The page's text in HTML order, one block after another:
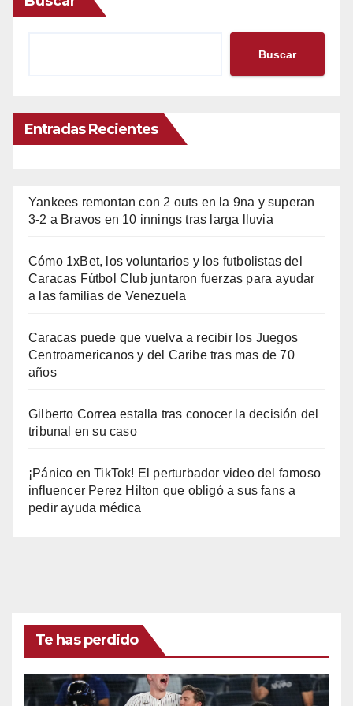
Buscar
Entradas Recientes
Yankees remontan con 2 outs en la 9na y superan
3-2 a Bravos en 10 innings tras larga lluvia
Cómo 1xBet, los voluntarios y los futbolistas del
Caracas Fútbol Club juntaron fuerzas para ayudar
a las familias de Venezuela
Caracas puede que vuelva a recibir los Juegos
Centroamericanos y del Caribe tras mas de 70
años
Gilberto Correa estalla tras conocer la decisión del
tribunal en su caso
¡Pánico en TikTok! El perturbador video del famoso
influencer Perez Hilton que obligó a sus fans a
pedir ayuda médica
Te has perdido